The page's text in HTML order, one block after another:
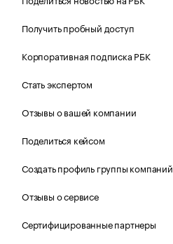
Получить пробный доступ
Корпоративная подписка РБК
Стать экспертом
Отзывы о вашей компании
Поделиться кейсом
Создать профиль группы компаний
Отзывы о сервисе
Сертифицированные партнеры